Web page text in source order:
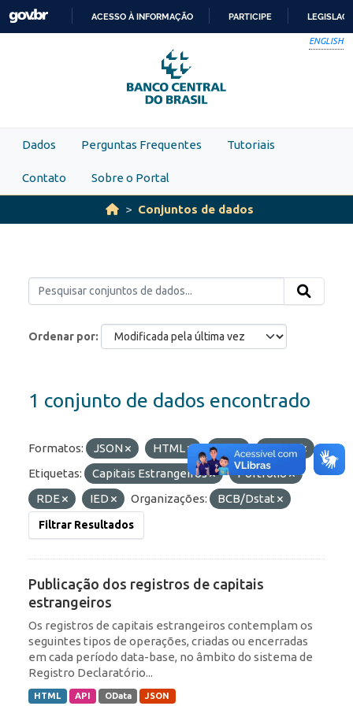
Skip to main content
PARA
O
CONTEÚDO
ACESSO À INFORMAÇÃO PARTICIPE
ENGLISH
Dados Perguntas Frequentes Tutoriais
Contato Sobre o Portal
Conjuntos de dados
Ordenar por
1 conjunto de dados encontrado
Formatos: JSON HTML API
OData
Etiquetas:
Capitais Estrangeiros
Portfólio
RDE
IED Organizações: BCB/Dstat
Filtrar Resultados
Publicação dos registros de capitais
estrangeiros
Os registros de capitais estrangeiros contemplam os
seguintes tipos de operações, criadas ou encerradas
em cada período data-base, no âmbito do sistema de
Registro Declaratório...
HTML API OData JSON